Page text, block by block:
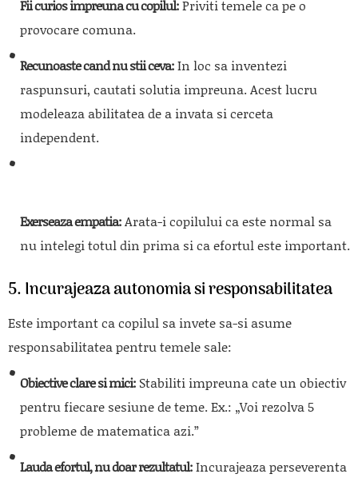
Fii curios impreuna cu copilul:Priviti temele ca pe o
provocare comuna.
Recunoaste cand nu stii ceva:In loc sa inventezi
raspunsuri, cautati solutia impreuna. Acest lucru
modeleaza abilitatea de a invata si cerceta
independent.
Exerseaza empatia:Arata-i copilului ca este normal sa
nu intelegi totul din prima si ca efortul este important.
5. Incurajeaza autonomia si responsabilitatea
Este important ca copilul sa invete sa-si asume
responsabilitatea pentru temele sale:
Obiective clare si mici: Stabiliti impreuna cate un obiectiv
pentru fiecare sesiune de teme. Ex.: „Voi rezolva 5
probleme de matematica azi.”
Lauda efortul, nu doar rezultatul:Incurajeaza perseverenta